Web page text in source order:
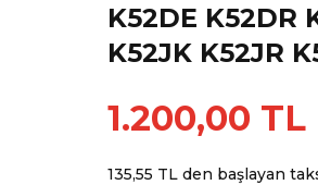
K52DE K52DR
K52JK K52JR
1.200,00 TL
135,55 TL den başlayan